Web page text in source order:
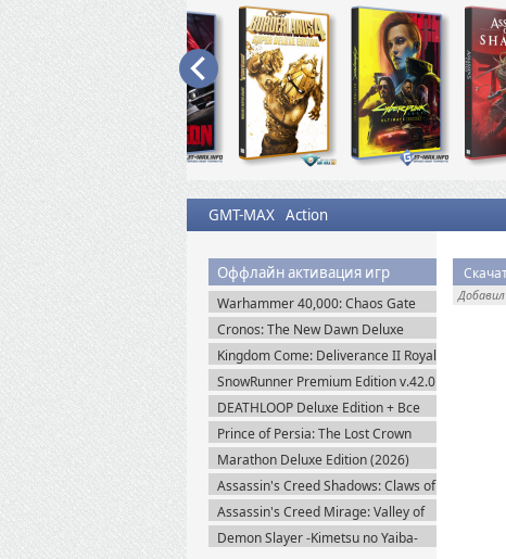
GMT-MAX Action
Оффлайн активация игр
Warhammer 40,000: Chaos Gate
Daemonhunters (2022) Steam-Rip
Cronos: The New Dawn Deluxe
Edition v.1.4.0.0 (2025) Пиратка
Kingdom Come: Deliverance II Royal
Edition v.1.5.6 + Все DLC (2025)
Пиратка
SnowRunner Premium Edition v.42.0
+ Все DLC (2020) Пиратка
DEATHLOOP Deluxe Edition + Все
DLC (2021) Пиратка
Prince of Persia: The Lost Crown
(2024) Пиратка
Marathon Deluxe Edition (2026)
Steam-Rip
Assassin's Creed Shadows: Claws of
Awaji (2025) Portable
Assassin's Creed Mirage: Valley of
Memory v.1.1.1 + Все DLC (2025)
Portable
Demon Slayer -Kimetsu no Yaiba-
Добавил